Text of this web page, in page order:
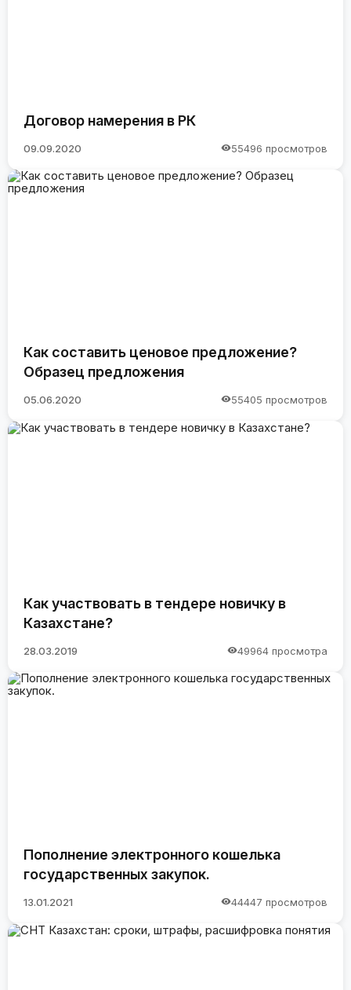
Договор намерения в РК
09.09.2020 55496 просмотров
Как составить ценовое предложение?
Образец предложения
05.06.2020 55405 просмотров
Как участвовать в тендере новичку в
Казахстане?
28.03.2019 49964 просмотра
Пополнение электронного кошелька
государственных закупок.
13.01.2021 44447 просмотров